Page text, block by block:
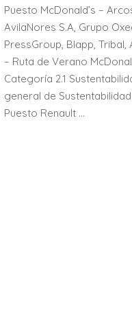
Puesto McDonald’s –
AvilaNores S.A, Grupo
PressGroup, Blapp,
– Ruta de Verano
Categoría 2.1
general de
Puesto Renault …